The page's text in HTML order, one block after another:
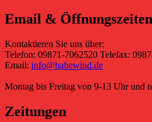
Email & Öffnungszeiten
Kontaktieren Sie uns über:
Telefon: 09871-7062520 Telefax:
Email: info@habewind.de
Montag bis Freitag von 9-13 Uhr und
Zeitungen